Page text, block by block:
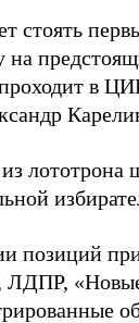
стоять
на
в
позиций